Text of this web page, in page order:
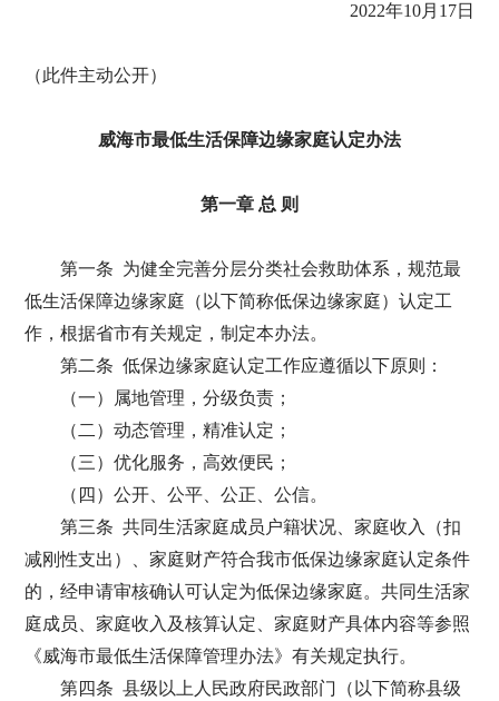
2022年10月17日
（此件主动公开）
威海市最低生活保障边缘家庭认定办法
第一章 总 则
第一条 为健全完善分层分类社会救助体系，规范最
低生活保障边缘家庭（以下简称低保边缘家庭）认定工
作，根据省市有关规定，制定本办法。
第二条 低保边缘家庭认定工作应遵循以下原则：
（一）属地管理，分级负责；
（二）动态管理，精准认定；
（三）优化服务，高效便民；
（四）公开、公平、公正、公信。
第三条 共同生活家庭成员户籍状况、家庭收入（扣
减刚性支出）、家庭财产符合我市低保边缘家庭认定条件
的，经申请审核确认可认定为低保边缘家庭。共同生活家
庭成员、家庭收入及核算认定、家庭财产具体内容等参照
《威海市最低生活保障管理办法》有关规定执行。
第四条 县级以上人民政府民政部门（以下简称县级